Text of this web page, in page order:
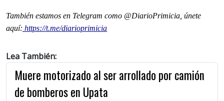
También estamos en Telegram como @DiarioPrimicia, únete
aquí: https://t.me/diarioprimicia
Lea También:
Muere motorizado al ser arrollado por camión
de bomberos en Upata